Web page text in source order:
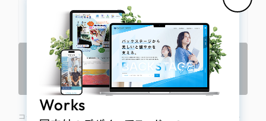
Works
そもそも「ブランドサイト」って何？ブランドサイトは、企業や商品・サービスの
価値を広く認知してもらうためのWebページのことで、ユーザーにそのブラ
ンドの世界観を伝えて、商品・サービスの購入に繋げることが主な目的となっ
ています。そして近年では、多くの企業で主要な商品ごとに専用のブランド
サイトを立ち上げることが主流となってきているのです。下記記事では、「そ
もそもブランドサイトって？」という方向けに、より深く掘り下げておりますの
で、こちらも併せてご覧ください！関連記事：『ブランドサイトって何？目的や
ペー...
ブランドサイトも更新・メンテナンスは
必要なの？
コーポレートサイトなどのように日々情報が更新されるサイト